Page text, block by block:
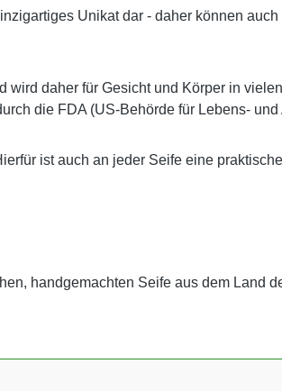
Unikat dar - daher können
daher für Gesicht und Körper in
die FDA (US-Behörde für Lebens- und
ist auch an jeder Seife eine
handgemachten Seife aus dem Land